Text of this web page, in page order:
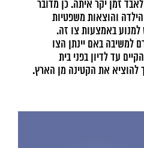
זמן יקר איתה. כן מדובר
והוצאות משפטיות
באמצעות צו זה.
למשיבה באם יינתן הצו
עד לדיון בפני בית
להוציא את הקטינה מן הארץ.